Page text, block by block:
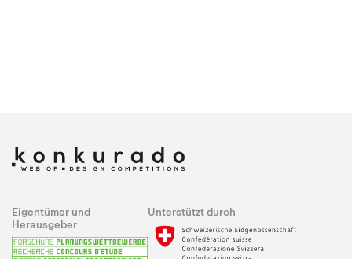
Eigentümer und
Herausgeber
Unterstützt durch